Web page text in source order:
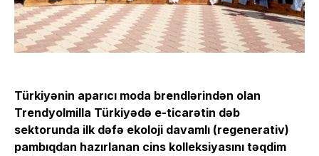
Türkiyənin aparıcı moda brendlərindən olan
Trendyolmilla Türkiyədə e-ticarətin dəb
sektorunda ilk dəfə ekoloji davamlı (regenerativ)
pambıqdan hazırlanan cins kolleksiyasını təqdim